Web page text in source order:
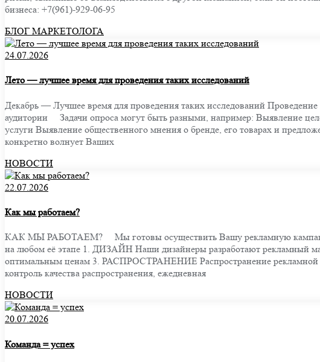
бизнеса: +7(961)-929-06-95
БЛОГ МАРКЕТОЛОГА
24.07.2026
Лето — лучшее время для проведения таких исследований
Декабрь — Лучшее время для проведения таких исследований
аудитории ⠀ Задачи опроса могут быть разными, например: Выявление
услуги Выявление общественного мнения о бренде, его товарах и
конкретно волнует Ваших
НОВОСТИ
22.07.2026
Как мы работаем?
КАК МЫ РАБОТАЕМ? ⠀ Мы готовы осуществить Вашу рекламную кампанию
на любом её этапе 1. ДИЗАЙН Наши дизайнеры разработают рекламный
оптимальным ценам 3. РАСПРОСТРАНЕНИЕ Распространение
контроль качества распространения, ежедневная
НОВОСТИ
20.07.2026
Команда = успех